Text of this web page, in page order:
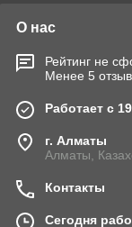
О нас
Рейтинг не
Менее 5
Работает с
г. Алматы
Алматы,
Контакты
Сегодня